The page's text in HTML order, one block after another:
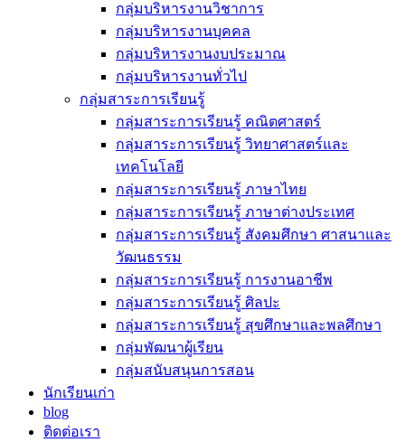
กลุ่มบริหารงานวิชาการ
กลุ่มบริหารงานบุคคล
กลุ่มบริหารงานงบประมาณ
กลุ่มบริหารงานทั่วไป
กลุ่มสาระการเรียนรู้
กลุ่มสาระการเรียนรู้ คณิตศาสตร์
กลุ่มสาระการเรียนรู้ วิทยาศาสตร์และ
เทคโนโลยี
กลุ่มสาระการเรียนรู้ ภาษาไทย
กลุ่มสาระการเรียนรู้ ภาษาต่างประเทศ
กลุ่มสาระการเรียนรู้ สังคมศึกษา ศาสนาและ
วัฒนธรรม
กลุ่มสาระการเรียนรู้ การงานอาชีพ
กลุ่มสาระการเรียนรู้ ศิลปะ
กลุ่มสาระการเรียนรู้ สุขศึกษาและพลศึกษา
กลุ่มพัฒนาผู้เรียน
กลุ่มสนับสนุนการสอน
นักเรียนเก่า
blog
ติดต่อเรา